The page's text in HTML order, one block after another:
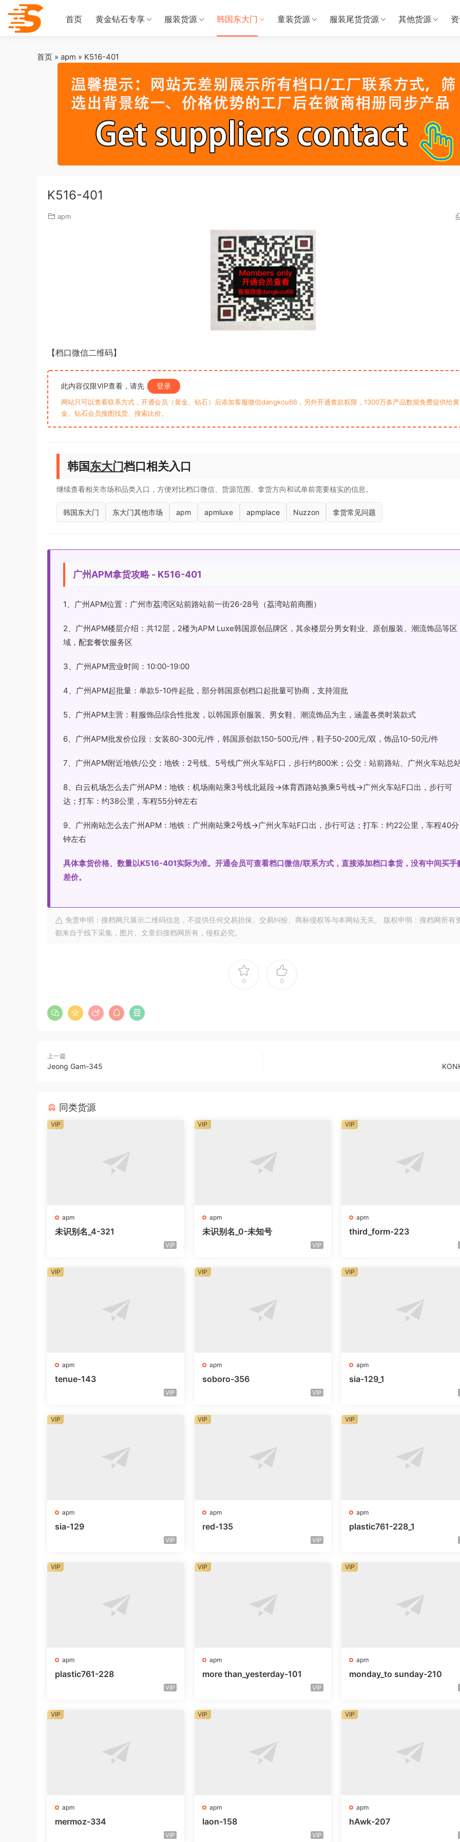
首页 黄金钻石专享 服装货源 韩国东大门 童装货源 服装尾货货源 其他货源
首页 » apm » K516-401
K516-401
apm
【档口微信二维码】
此内容仅限VIP查看，请先 登录
网站只可以查看联系方式，开通会员（黄金、钻石）后添加客服微信dangkou66，另外开通查款权限，1300万条产品数据免费提供给黄
金、钻石会员搜图找货、搜索比价。
韩国东大门档口相关入口
继续查看相关市场和品类入口，方便对比档口微信、货源范围、拿货方向和试单前需要核实的信息。
韩国东大门 东大门其他市场 apm apmluxe apmplace Nuzzon 拿货常见问题
广州APM拿货攻略 - K516-401
1、广州APM位置：广州市荔湾区站前路站前一街26-28号（荔湾站前商圈）
2、广州APM楼层介绍：共12层，2楼为APM Luxe韩国原创品牌区，其余楼层分男女鞋业、原创服装、潮流饰品等区
域，配套餐饮服务区
3、广州APM营业时间：10:00-19:00
4、广州APM起批量：单款5-10件起批，部分韩国原创档口起批量可协商，支持混批
5、广州APM主营：鞋服饰品综合性批发，以韩国原创服装、男女鞋、潮流饰品为主，涵盖各类时装款式
6、广州APM批发价位段：女装80-300元/件，韩国原创款150-500元/件，鞋子50-200元/双，饰品10-50元/件
7、广州APM附近地铁/公交：地铁：2号线、5号线广州火车站F口，步行约800米；公交：站前路站、广州火车站总
8、白云机场怎么去广州APM：地铁：机场南站乘3号线北延段→体育西路站换乘5号线→广州火车站F口出，步行可
达；打车：约38公里，车程55分钟左右
9、广州南站怎么去广州APM：地铁：广州南站乘2号线→广州火车站F口出，步行可达；打车：约22公里，车程40分
钟左右
具体拿货价格、数量以K516-401实际为准。开通会员可查看档口微信/联系方式，直接添加档口拿货，没有中间买手
差价。
免责申明：搜档网只展示二维码信息，不提供任何交易担保。交易纠纷、商标侵权等与本网站无关。 版权申明：搜档网所有
都来自于线下采集，图片、文章归搜档网所有，侵权必究。
0 0
上一篇
Jeong Gam-345
同类货源
apm
未识别名_4-321
VIP
VIP
apm
未识别名_0-未知号
VIP
VIP
apm
third_form-223
VIP
apm
tenue-143
VIP
VIP
apm
soboro-356
VIP
VIP
apm
sia-129_1
VIP
apm
sia-129
VIP
VIP
apm
red-135
VIP
VIP
apm
plastic761-228_1
VIP
apm
plastic761-228
VIP
VIP
apm
more than_yesterday-101
VIP
VIP
apm
monday_to sunday-210
VIP
apm
mermoz-334
VIP
VIP
apm
laon-158
VIP
VIP
apm
hAwk-207
VIP